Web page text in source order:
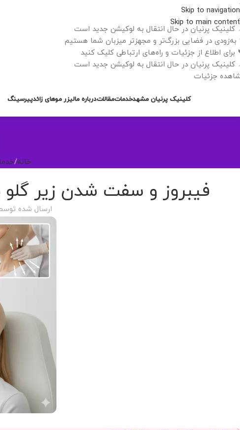
Skip to navigation
Skip to main content
کلینیک پرنیان در حال انتقال به لوکیشن جدید است
به‌زودی در فضایی بزرگ‌تر و مجهزتر میزبان شما هستیم
برای اطلاع از جزئیات و راه‌های ارتباطی کلیک کنید
کلینیک پرنیان در حال انتقال به لوکیشن جدید است
جزئیات
کلینیک پرنیان مشهدخدماتمقالاتدرباره مالیزر موهای زائدپیرسینگ
خانه
فیبروز و سفت شدن زیر
ارسال شده